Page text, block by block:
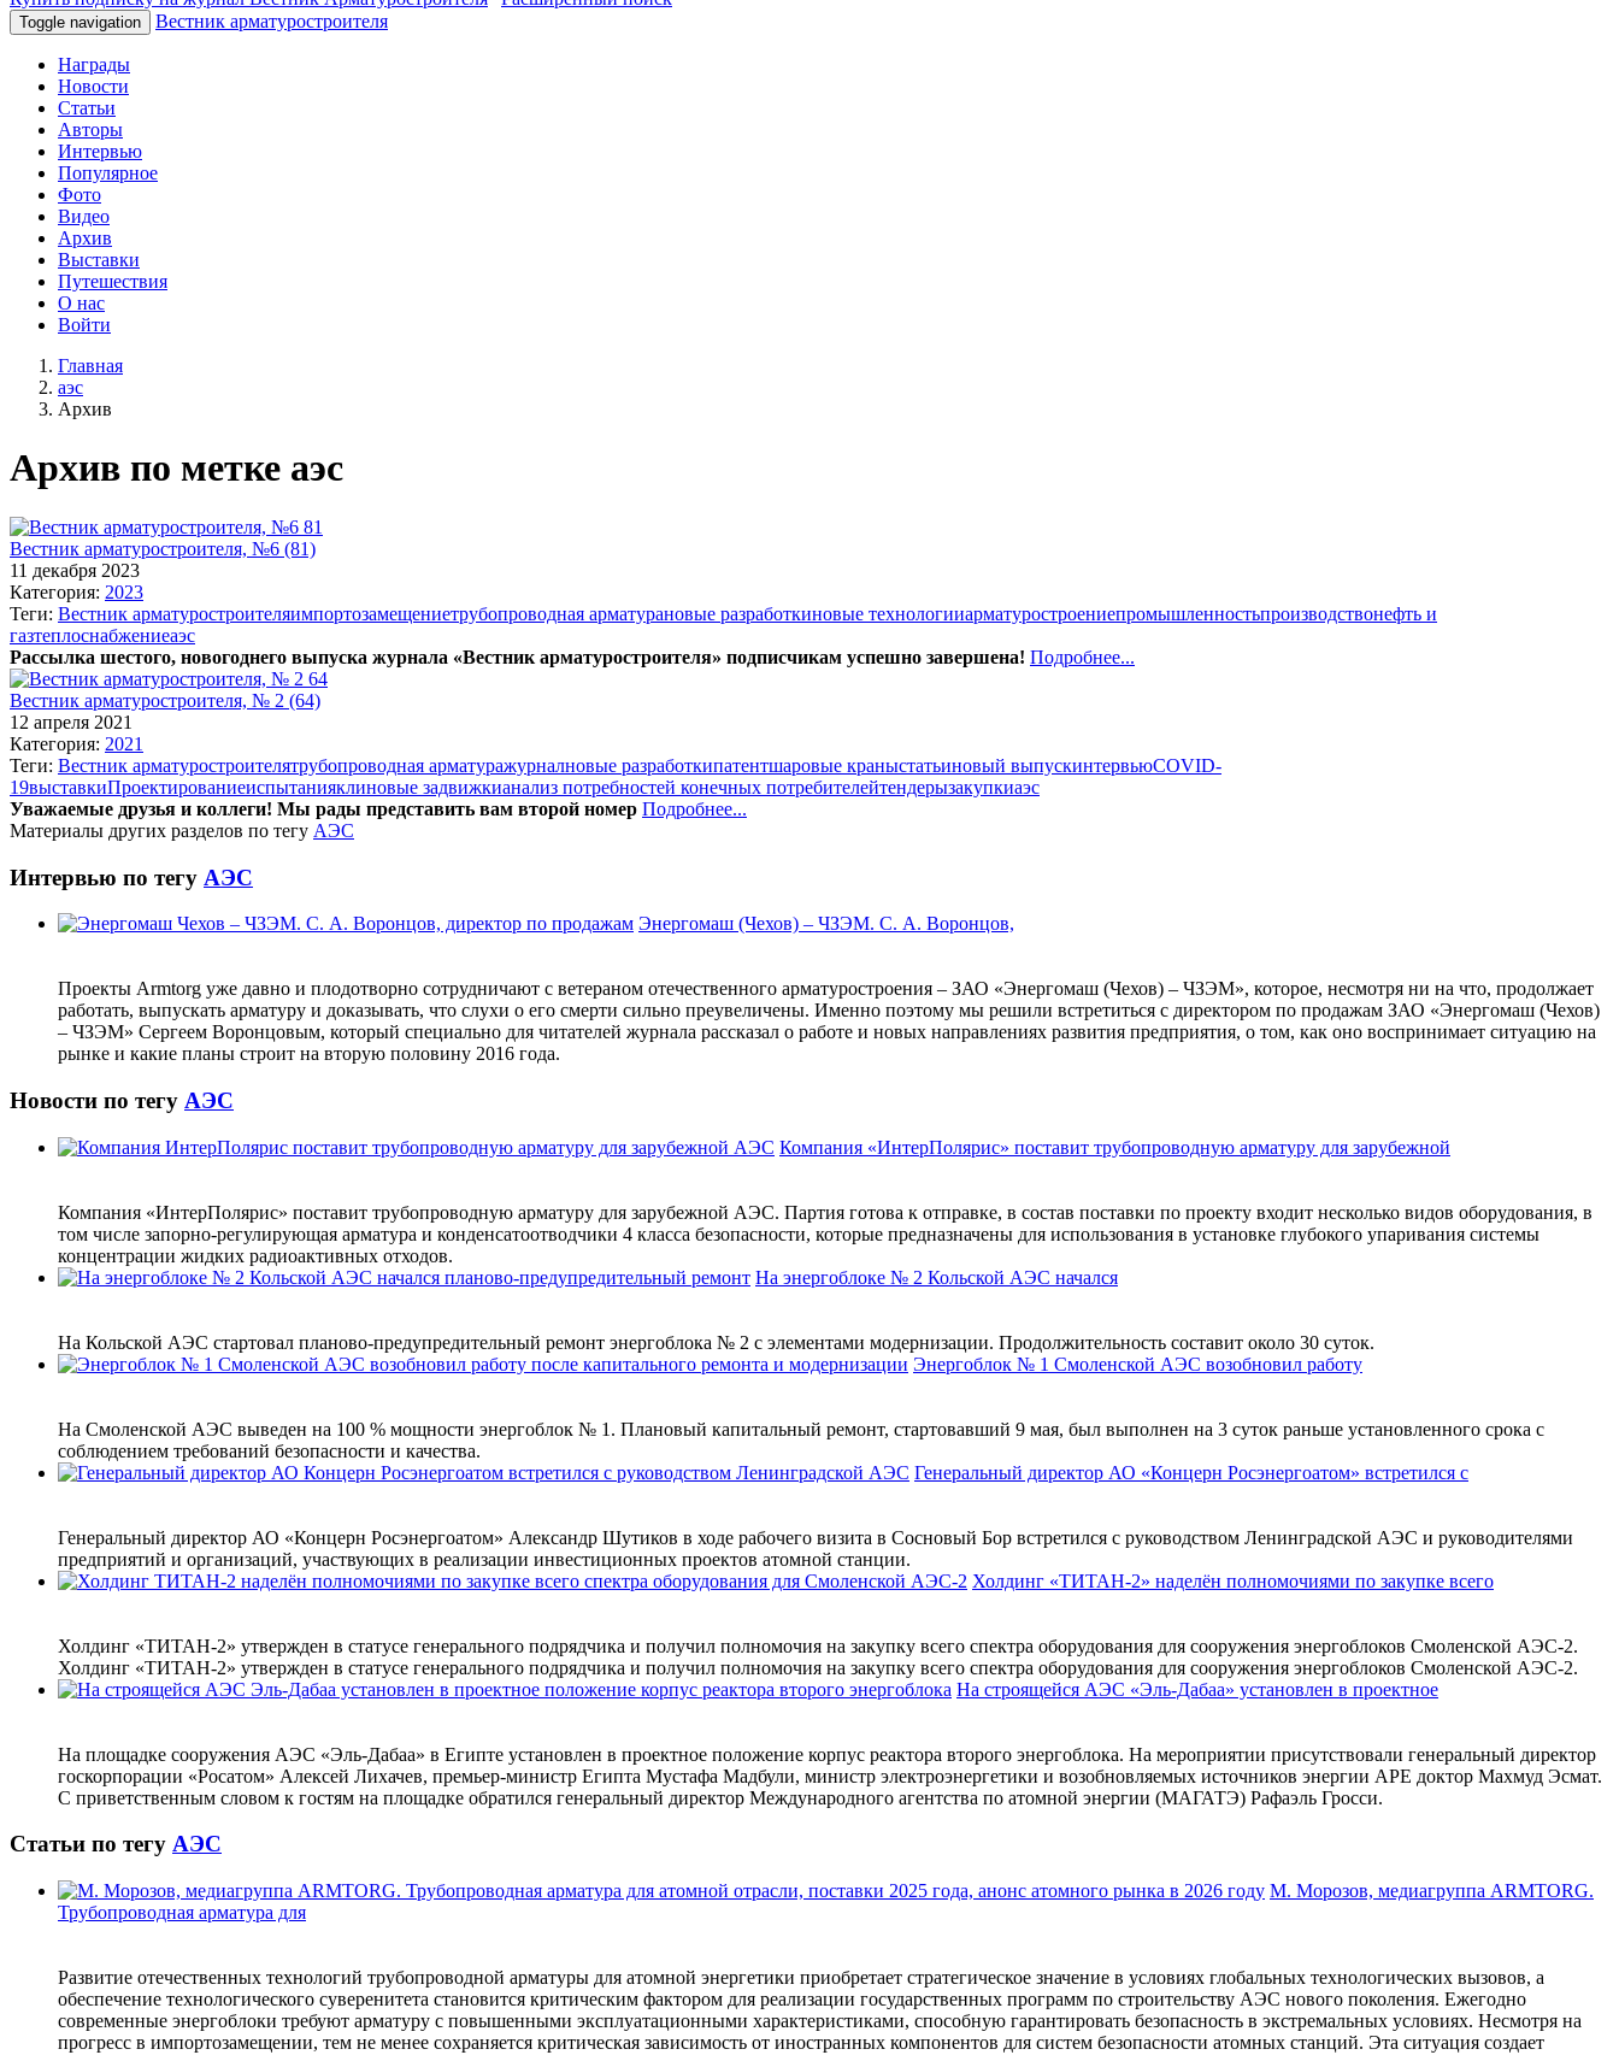
Toggle navigation Вестник арматуростроителя
Награды
Новости
Статьи
Авторы
Интервью
Популярное
Фото
Видео
Архив
Выставки
Путешествия
О нас
Войти
Главная
аэс
Архив
Архив по метке аэс
Вестник арматуростроителя, №6 (81)
11 декабря 2023
Категория: 2023
Теги: Вестник арматуростроителяимпортозамещениетрубопроводная арматурановые разработкиновые технологииарматуростроениепромышленностьпроизводствонефть и
газтеплоснабжениеаэс
Рассылка шестого, новогоднего выпуска журнала «Вестник арматуростроителя» подписчикам успешно завершена! Подробнее...
Вестник арматуростроителя, № 2 (64)
12 апреля 2021
Категория: 2021
Теги: Вестник арматуростроителятрубопроводная арматуражурналновые разработкипатентшаровые краныстатьиновый выпускинтервьюCOVID-
19выставкиПроектированиеиспытанияклиновые задвижкианализ потребностей конечных потребителейтендерызакупкиаэс
Уважаемые друзья и коллеги! Мы рады представить вам второй номер Подробнее...
Материалы других разделов по тегу АЭС
Интервью по тегу АЭС
Энергомаш (Чехов) – ЧЗЭМ. С. А. Воронцов,
Проекты Armtorg уже давно и плодотворно сотрудничают с ветераном отечественного арматуростроения – ЗАО «Энергомаш (Чехов) – ЧЗЭМ», которое, несмотря ни на что, продолжает
работать, выпускать арматуру и доказывать, что слухи о его смерти сильно преувеличены. Именно поэтому мы решили встретиться с директором по продажам ЗАО «Энергомаш (Чехов)
– ЧЗЭМ» Сергеем Воронцовым, который специально для читателей журнала рассказал о работе и новых направлениях развития предприятия, о том, как оно воспринимает ситуацию на
рынке и какие планы строит на вторую половину 2016 года.
Новости по тегу АЭС
Компания «ИнтерПолярис» поставит трубопроводную арматуру для зарубежной
Компания «ИнтерПолярис» поставит трубопроводную арматуру для зарубежной АЭС. Партия готова к отправке, в состав поставки по проекту входит несколько видов оборудования, в
том числе запорно‑регулирующая арматура и конденсатоотводчики 4 класса безопасности, которые предназначены для использования в установке глубокого упаривания системы
концентрации жидких радиоактивных отходов.
На энергоблоке № 2 Кольской АЭС начался
На Кольской АЭС стартовал планово-предупредительный ремонт энергоблока № 2 с элементами модернизации. Продолжительность составит около 30 суток.
Энергоблок № 1 Смоленской АЭС возобновил работу
На Смоленской АЭС выведен на 100 % мощности энергоблок № 1. Плановый капитальный ремонт, стартовавший 9 мая, был выполнен на 3 суток раньше установленного срока с
соблюдением требований безопасности и качества.
Генеральный директор АО «Концерн Росэнергоатом» встретился с
Генеральный директор АО «Концерн Росэнергоатом» Александр Шутиков в ходе рабочего визита в Сосновый Бор встретился с руководством Ленинградской АЭС и руководителями
предприятий и организаций, участвующих в реализации инвестиционных проектов атомной станции.
Холдинг «ТИТАН-2» наделён полномочиями по закупке всего
Холдинг «ТИТАН-2» утвержден в статусе генерального подрядчика и получил полномочия на закупку всего спектра оборудования для сооружения энергоблоков Смоленской АЭС-2.
Холдинг «ТИТАН-2» утвержден в статусе генерального подрядчика и получил полномочия на закупку всего спектра оборудования для сооружения энергоблоков Смоленской АЭС-2.
На строящейся АЭС «Эль-Дабаа» установлен в проектное
На площадке сооружения АЭС «Эль-Дабаа» в Египте установлен в проектное положение корпус реактора второго энергоблока. На мероприятии присутствовали генеральный директор
госкорпорации «Росатом» Алексей Лихачев, премьер-министр Египта Мустафа Мадбули, министр электроэнергетики и возобновляемых источников энергии АРЕ доктор Махмуд Эсмат.
С приветственным словом к гостям на площадке обратился генеральный директор Международного агентства по атомной энергии (МАГАТЭ) Рафаэль Гросси.
Статьи по тегу АЭС
М. Морозов, медиагруппа ARMTORG.
Трубопроводная арматура для
Развитие отечественных технологий трубопроводной арматуры для атомной энергетики приобретает стратегическое значение в условиях глобальных технологических вызовов, а
обеспечение технологического суверенитета становится критическим фактором для реализации государственных программ по строительству АЭС нового поколения. Ежегодно
современные энергоблоки требуют арматуру с повышенными эксплуатационными характеристиками, способную гарантировать безопасность в экстремальных условиях. Несмотря на
прогресс в импортозамещении, тем не менее сохраняется критическая зависимость от иностранных компонентов для систем безопасности атомных станций. Эта ситуация создает